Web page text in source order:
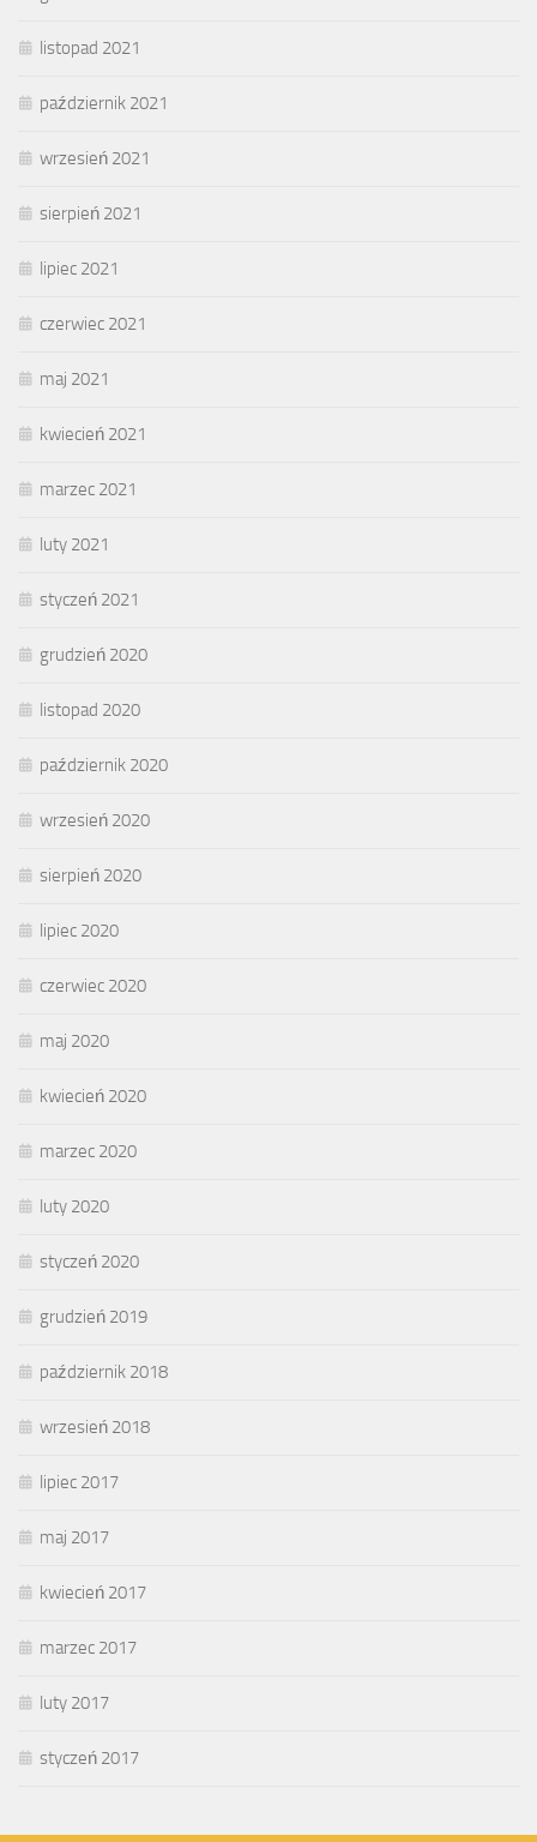
listopad 2021
październik 2021
wrzesień 2021
sierpień 2021
lipiec 2021
czerwiec 2021
maj 2021
kwiecień 2021
marzec 2021
luty 2021
styczeń 2021
grudzień 2020
listopad 2020
październik 2020
wrzesień 2020
sierpień 2020
lipiec 2020
czerwiec 2020
maj 2020
kwiecień 2020
marzec 2020
luty 2020
styczeń 2020
grudzień 2019
październik 2018
wrzesień 2018
lipiec 2017
maj 2017
kwiecień 2017
marzec 2017
luty 2017
styczeń 2017